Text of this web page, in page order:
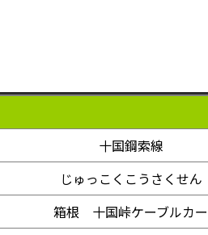
十国鋼索線
じゅっこくこうさくせん
箱根 十国峠ケーブルカー